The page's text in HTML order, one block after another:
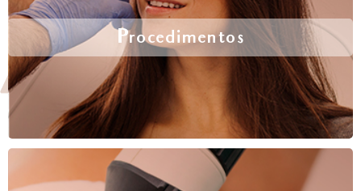
Procedimentos